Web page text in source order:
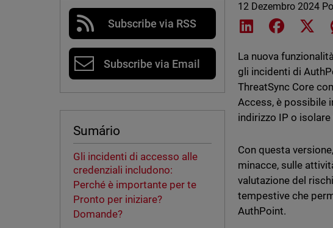
Subscribe via RSS
Subscribe via Email
Sumário
Gli incidenti di accesso alle
credenziali includono:
Perché è importante per te
Pronto per iniziare?
Domande?
12 Dezembro 2024
Share on LinkedIn
Share on
La nuova
gli incidenti di
ThreatSync Core
Access, è possibile
indirizzo IP o
Con questa
minacce, sulle
valutazione del
tempestive che
AuthPoint.